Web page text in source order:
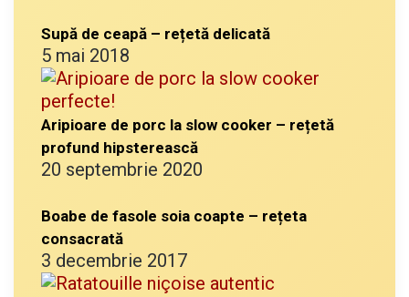
Supă de ceapă – rețetă delicată
5 mai 2018
Aripioare de porc la slow cooker – rețetă
profund hipsterească
20 septembrie 2020
Boabe de fasole soia coapte – rețeta
consacrată
3 decembrie 2017